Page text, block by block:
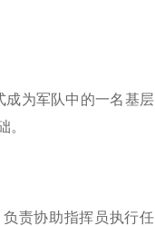
成为军队中的一名基层
。
责协助指挥员执行任